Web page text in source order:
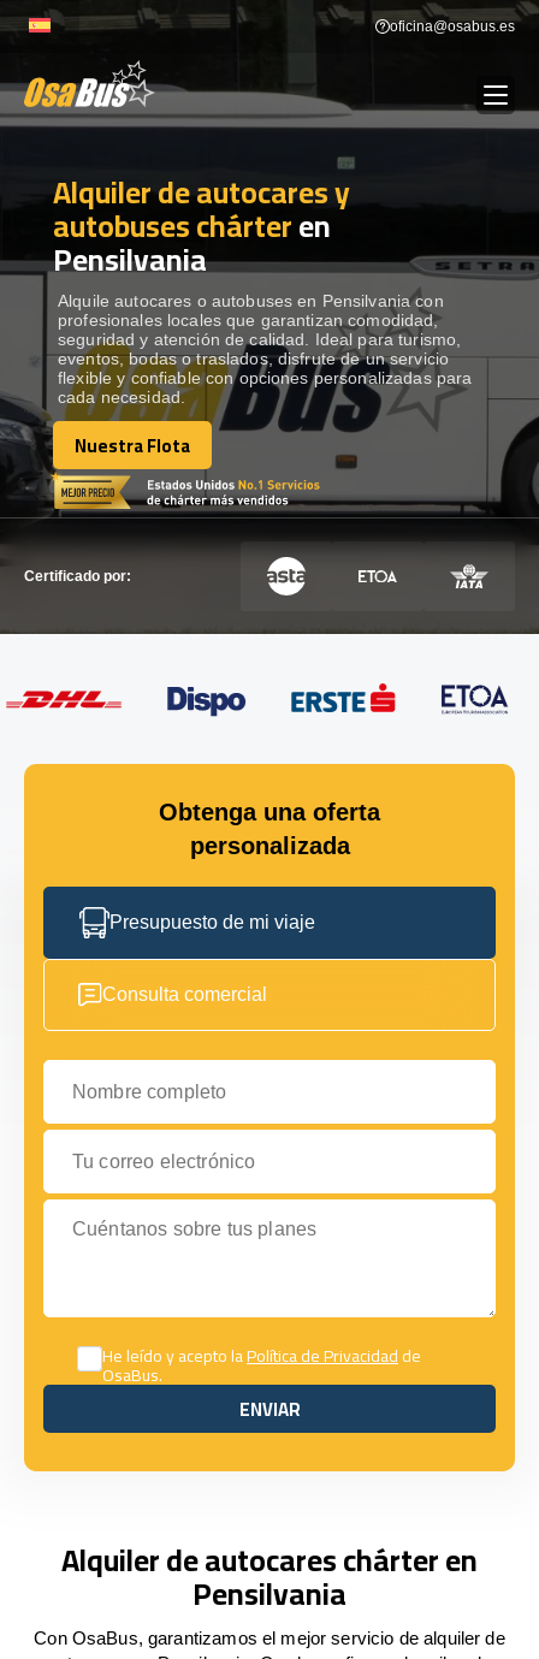
to
oficina@osabus.es
ALQUILER DE AUTOCARES
DESTINOS Show dropdown
RECORRIDAS Show dropdown
FLOTA
CONTÁCTENOS
CONTÁCTENOS
Alquiler de autocares y
autobuses chárteren
Pensilvania
Alquile autocares o autobuses en Pensilvania con
profesionales locales que garantizan comodidad,
seguridad y atención de calidad. Ideal para turismo,
eventos, bodas o traslados, disfrute de un servicio
flexible y confiable con opciones personalizadas para
cada necesidad.
Nuestra Flota
Nuestra Flota
Certificado por:
Obtenga una oferta
personalizada
Presupuesto de mi viaje
Consulta comercial
Nombre completo
Tu correo electrónico
Cuéntanos sobre tus planes
He leído y acepto laPolítica de Privacidadde
OsaBus.
ENVIAR
ENVIAR
Alquiler de autocares chárter en
Pensilvania
Con OsaBus, garantizamos el mejor servicio de alquiler de